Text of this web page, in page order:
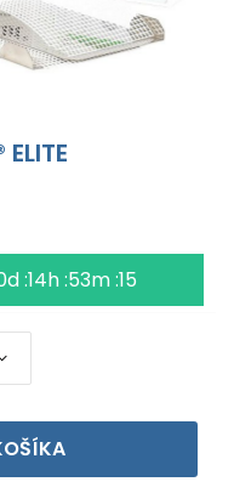
:14h :53m :15